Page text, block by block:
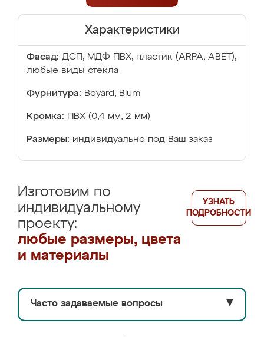
Характеристики
Фасад: ДСП, МДФ ПВХ, пластик (ARPA, ABET),
любые виды стекла
Фурнитура: Boyard, Blum
Кромка: ПВХ (0,4 мм, 2 мм)
Размеры: индивидуально под Ваш заказ
Изготовим по
индивидуальному
проекту:
любые размеры, цвета
и материалы
УЗНАТЬ
ПОДРОБНОСТИ
Часто задаваемые вопросы ▼